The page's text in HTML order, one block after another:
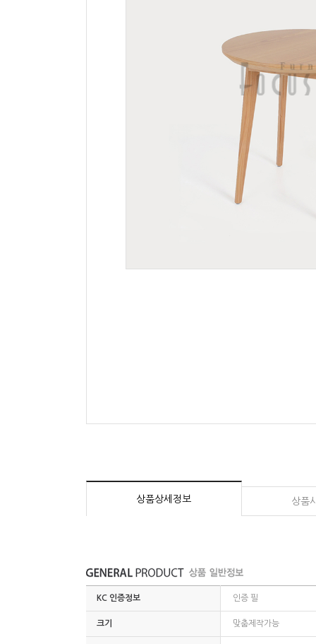
상품상세정보 상품
KC 인증정보 인증 필
크기 맞춤제작가능